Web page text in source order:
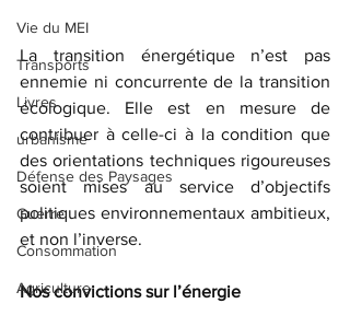
Vie du MEI
Transports
Livres
urbanisme
Défense des Paysages
Guerre
Consommation
Agriculture
La transition énergétique n’est pas
ennemie ni concurrente de la transition
écologique. Elle est en mesure de
contribuer à celle-ci à la condition que
des orientations techniques rigoureuses
soient mises au service d’objectifs
politiques environnementaux ambitieux,
et non l’inverse.
Nos convictions sur l’énergie